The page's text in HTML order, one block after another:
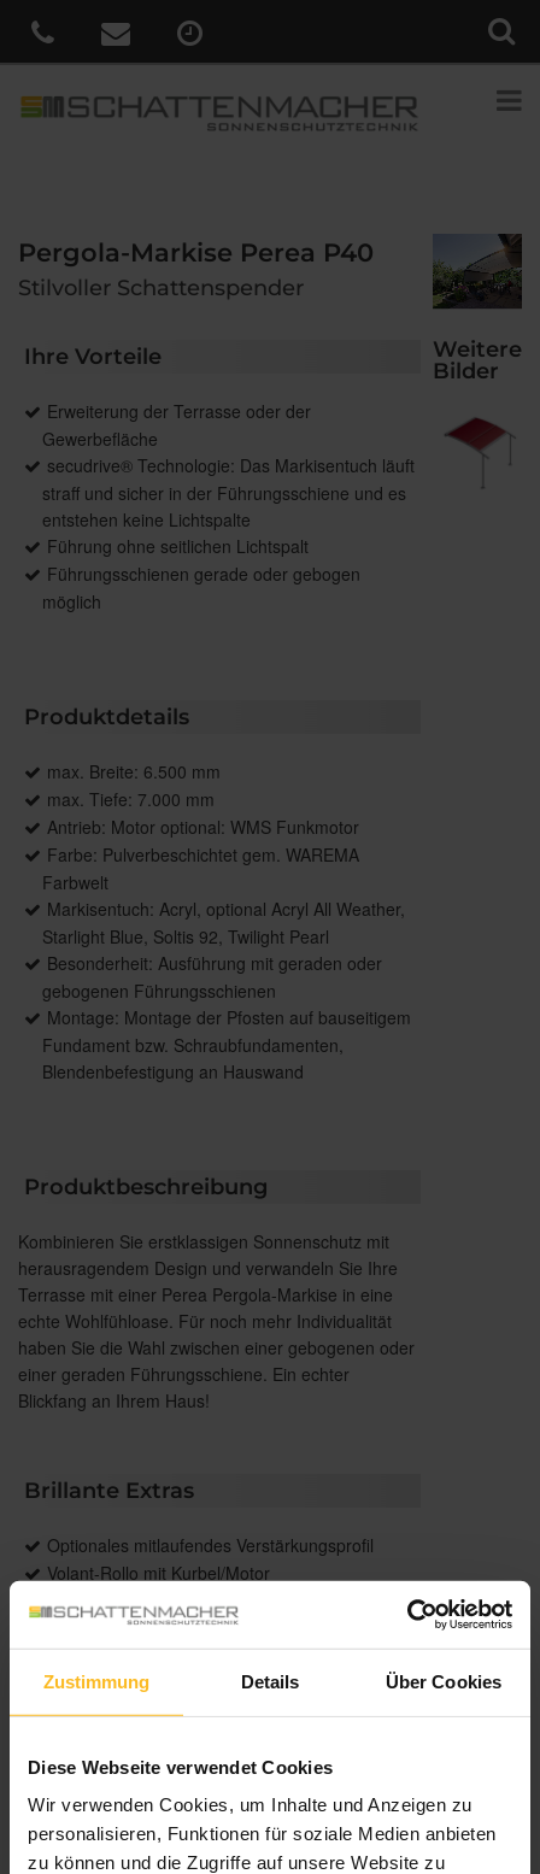
Zustimmung Details Über Cookies
Diese Webseite verwendet Cookies
Wir verwenden Cookies, um Inhalte und Anzeigen zu
personalisieren, Funktionen für soziale Medien anbieten
zu können und die Zugriffe auf unsere Website zu
Pergola-Markise Perea P40
Stilvoller Schattenspender
Ihre Vorteile
Erweiterung der Terrasse oder der
Gewerbefläche
secudrive® Technologie: Das Markisentuch läuft
straff und sicher in der Führungsschiene und es
entstehen keine Lichtspalte
Führung ohne seitlichen Lichtspalt
Führungsschienen gerade oder gebogen
möglich
Produktdetails
max. Breite: 6.500 mm
max. Tiefe: 7.000 mm
Antrieb: Motor optional: WMS Funkmotor
Farbe: Pulverbeschichtet gem. WAREMA
Farbwelt
Markisentuch: Acryl, optional Acryl All Weather,
Starlight Blue, Soltis 92, Twilight Pearl
Besonderheit: Ausführung mit geraden oder
gebogenen Führungsschienen
Montage: Montage der Pfosten auf bauseitigem
Fundament bzw. Schraubfundamenten,
Blendenbefestigung an Hauswand
Produktbeschreibung
Kombinieren Sie erstklassigen Sonnenschutz mit
herausragendem Design und verwandeln Sie Ihre
Terrasse mit einer Perea Pergola-Markise in eine
echte Wohlfühloase. Für noch mehr Individualität
haben Sie die Wahl zwischen einer gebogenen oder
einer geraden Führungsschiene. Ein echter
Blickfang an Ihrem Haus!
Brillante Extras
Optionales mitlaufendes Verstärkungsprofil
Volant-Rollo mit Kurbel/Motor
Integrierte LED-Stripes
LED-Stripe Lichtschiene
Heizstrahler
Bedienung von Markise und Beleuchtung mittels
WMS Sender
Wandanschluss mit Regendach
Weitere Informationen zu
Ausstattungsextras Perea Pergola-Markisen
Weitere
Bilder